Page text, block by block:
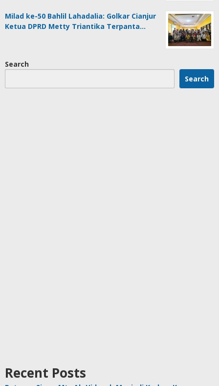
Milad ke-50 Bahlil Lahadalia: Golkar Cianjur
Ketua DPRD Metty Triantika Terpanta…
Search
Search
Recent Posts